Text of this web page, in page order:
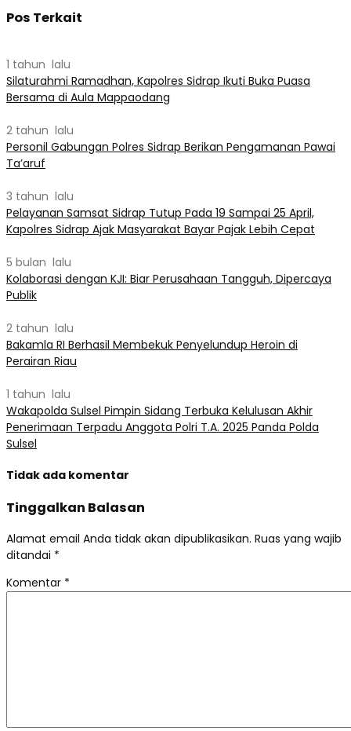
Pos Terkait
1 tahun lalu
Silaturahmi Ramadhan, Kapolres Sidrap Ikuti Buka Puasa
Bersama di Aula Mappaodang
2 tahun lalu
Personil Gabungan Polres Sidrap Berikan Pengamanan Pawai
Ta’aruf
3 tahun lalu
Pelayanan Samsat Sidrap Tutup Pada 19 Sampai 25 April,
Kapolres Sidrap Ajak Masyarakat Bayar Pajak Lebih Cepat
5 bulan lalu
Kolaborasi dengan KJI: Biar Perusahaan Tangguh, Dipercaya
Publik
2 tahun lalu
Bakamla RI Berhasil Membekuk Penyelundup Heroin di
Perairan Riau
1 tahun lalu
Wakapolda Sulsel Pimpin Sidang Terbuka Kelulusan Akhir
Penerimaan Terpadu Anggota Polri T.A. 2025 Panda Polda
Sulsel
Tidak ada komentar
Tinggalkan Balasan
Alamat email Anda tidak akan dipublikasikan. Ruas yang wajib
ditandai *
Komentar *